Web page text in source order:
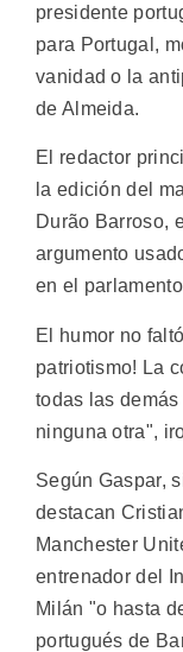
presidente
para Portugal,
vanidad o la
de Almeida.
El redactor
la edición del
Durão Barroso,
argumento
en el
El humor no
patriotismo! La
todas las
ninguna otra",
Según Gaspar,
destacan
Manchester
entrenador del
Milán "o hasta
portugués de